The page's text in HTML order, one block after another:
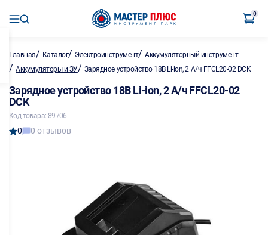
0
Главная/ Каталог/ Электроинструмент/Аккумуляторный инструмент
/ Аккумуляторы и ЗУ/ Зарядное устройство 18В Li-ion, 2 А/ч FFCL20-02 DCK
Зарядное устройство 18В Li-ion, 2 А/ч FFCL20-02
DCK
Код товара: 89706
0 0 отзывов